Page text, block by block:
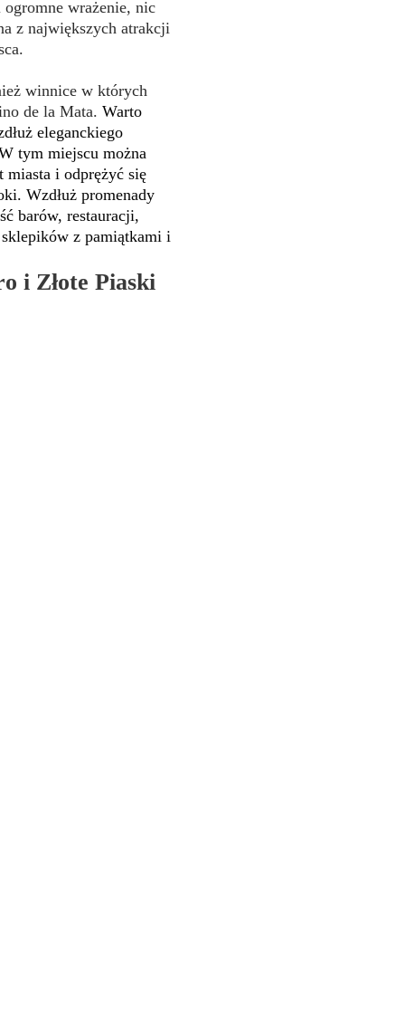
wrażenie, nic
z największych atrakcji
winnice w których
de la Mata. Warto
eleganckiego
tym miejscu można
miasta i odprężyć się
Wzdłuż promenady
barów, restauracji,
z pamiątkami i
i Złote Piaski